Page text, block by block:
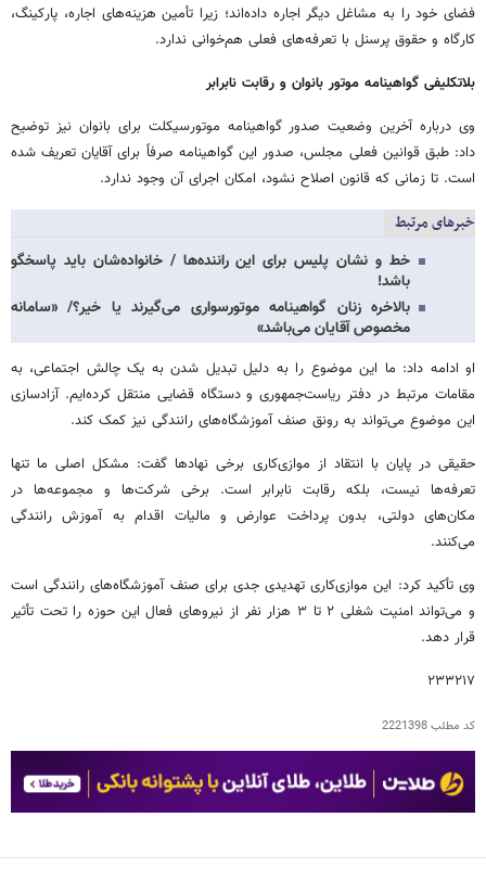
فضای خود را به مشاغل دیگر اجاره داده‌اند؛ زیرا تأمین هزینه‌های اجاره، پارکینگ،
کارگاه و حقوق پرسنل با تعرفه‌های فعلی هم‌خوانی ندارد.
بلاتکلیفی گواهینامه موتور بانوان و رقابت نابرابر
وی درباره آخرین وضعیت صدور گواهینامه موتورسیکلت برای بانوان نیز توضیح
داد: طبق قوانین فعلی مجلس، صدور این گواهینامه صرفاً برای آقایان تعریف شده
است. تا زمانی که قانون اصلاح نشود، امکان اجرای آن وجود ندارد.
خبرهای مرتبط
خط و نشان پلیس برای این راننده‌ها / خانواده‌شان باید پاسخگو
باشد!
بالاخره زنان گواهینامه موتورسواری می‌گیرند یا خیر؟/ «سامانه
مخصوص آقایان می‌باشد»
او ادامه داد: ما این موضوع را به دلیل تبدیل شدن به یک چالش اجتماعی، به
مقامات مرتبط در دفتر ریاست‌جمهوری و دستگاه قضایی منتقل کرده‌ایم. آزادسازی
این موضوع می‌تواند به رونق صنف آموزشگاه‌های رانندگی نیز کمک کند.
حقیقی در پایان با انتقاد از موازی‌کاری برخی نهادها گفت: مشکل اصلی ما تنها
تعرفه‌ها نیست، بلکه رقابت نابرابر است. برخی شرکت‌ها و مجموعه‌ها در
مکان‌های دولتی، بدون پرداخت عوارض و مالیات اقدام به آموزش رانندگی
می‌کنند.
وی تأکید کرد: این موازی‌کاری تهدیدی جدی برای صنف آموزشگاه‌های رانندگی است
و می‌تواند امنیت شغلی ۲ تا ۳ هزار نفر از نیروهای فعال این حوزه را تحت تأثیر
قرار دهد.
۲۳۳۲۱۷
کد مطلب2221398